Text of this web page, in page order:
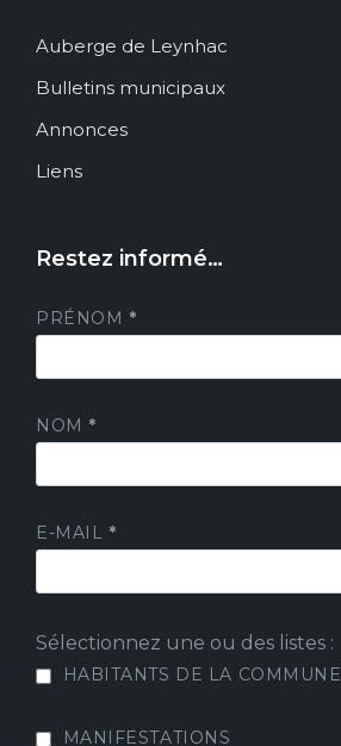
Auberge de Leynhac
Bulletins municipaux
Annonces
Liens
Restez informé…
PRÉNOM *
NOM *
E-MAIL *
Sélectionnez une ou des listes :
HABITANTS DE LA COMMUNE
MANIFESTATIONS